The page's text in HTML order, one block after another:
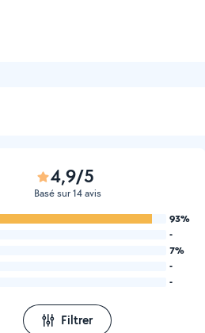
4,9/5
Basé sur 14 avis
93%
-
7%
-
-
Filtrer